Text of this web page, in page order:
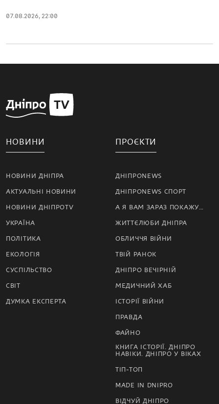
07.08.2026, 22:00
НОВИНИ
НОВИНИ ДНІПРА
АКТУАЛЬНІ НОВИНИ
НОВИНИ ДНІПРОTV
УКРАЇНА
ПОЛІТИКА
ЕКОЛОГІЯ
СУСПІЛЬСТВО
СВІТ
ДУМКА ЕКСПЕРТА
ПРОЄКТИ
ДНІПРОNEWS
ДНІПРОNEWS СПОРТ
А Я ВАМ ЗАРАЗ ПОКАЖУ…
ЖИТТЄЛЮБИ ДНІПРА
ОБЛИЧЧЯ ВІЙНИ
ТВІЙ РАНОК
ДНІПРО ВЕЧІРНІЙ
МЕДИЧНИЙ ХАБ
ІСТОРІЇ ВІЙНИ
ПРАВДА
ФАЙНО
КНИГА ІСТОРІЇ. ДНІПРО
НАВІКИ. ДНІПРО У ВІКАХ
ТІП-ТОП
MADE IN DNIPRO
ВІДЧУЙ ДНІПРО